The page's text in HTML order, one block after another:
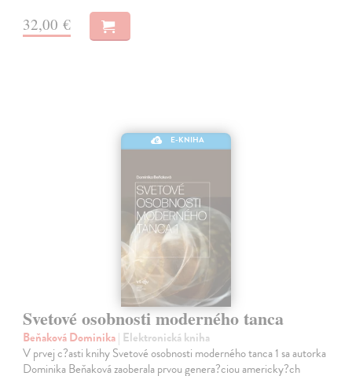
32,00 €
E-KNIHA
Svetové osobnosti moderného tanca
Beňaková Dominika| Elektronická kniha
V prvej c?asti knihy Svetové osobnosti moderného tanca 1 sa autorka
Dominika Beňaková zaoberala prvou genera?ciou americky?ch